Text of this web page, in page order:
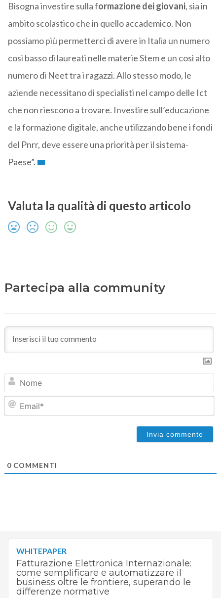
Bisogna investire sulla formazione dei giovani, sia in
ambito scolastico che in quello accademico. Non
possiamo più permetterci di avere in Italia un numero
così basso di laureati nelle materie Stem e un così alto
numero di Neet tra i ragazzi. Allo stesso modo, le
aziende necessitano di specialisti nel campo delle Ict
che non riescono a trovare. Investire sull’educazione
e la formazione digitale, anche utilizzando bene i fondi
del Pnrr, deve essere una priorità per il sistema-
Paese”.
Valuta la qualità di questo articolo
Partecipa alla community
0COMMENTI
WHITEPAPER
Fatturazione Elettronica Internazionale:
come semplificare e automatizzare il
business oltre le frontiere, superando le
differenze normative